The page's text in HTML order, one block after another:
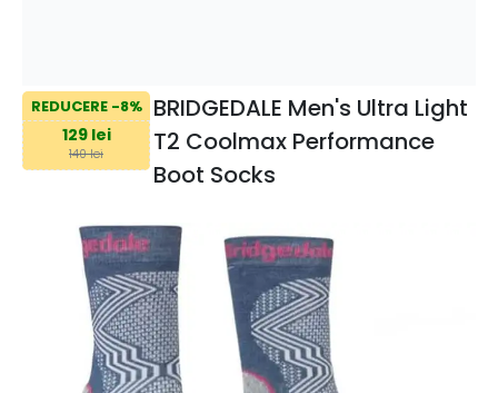
REDUCERE -8%
129 lei
140 lei
BRIDGEDALE Men's Ultra Light
T2 Coolmax Performance
Boot Socks